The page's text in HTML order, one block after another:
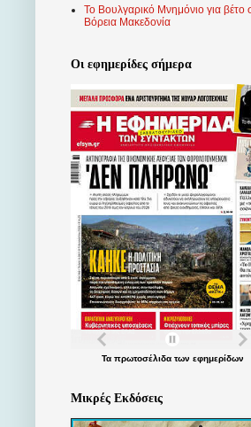
Το Βουλγαρικό Μνημόνιο για βέτο
Βόρεια Μακεδονία
Οι εφημερίδες σήμερα
Τα πρωτοσέλιδατων εφημερίδων
Μικρές Εκδόσεις